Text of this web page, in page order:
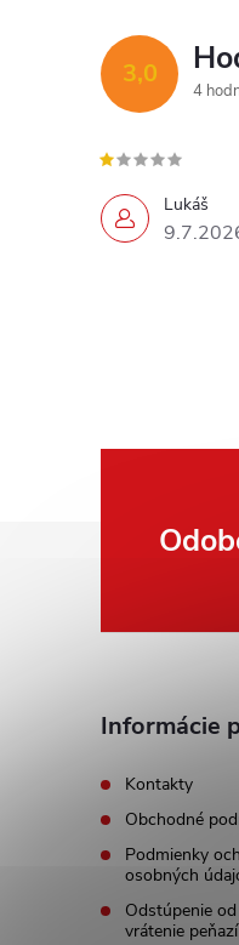
3,0
4
Lukáš
Informácie
Kontakty
Obchodné
Podmienky
osobných
Odstúpenie
vrátenie peňazí